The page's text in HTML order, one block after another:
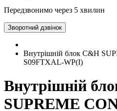
Передзвонимо через 5 хвилин
Зворотний дзвінок
Внутрішній блок C&H
S09FTXAL-WP(I)
Внутрішній
SUPREME